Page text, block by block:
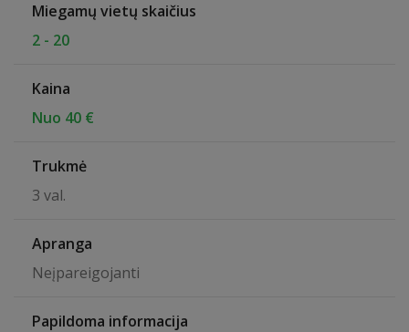
Miegamų vietų skaičius
2 - 20
Kaina
Nuo 40 €
Trukmė
3 val.
Apranga
Neįpareigojanti
Papildoma informacija